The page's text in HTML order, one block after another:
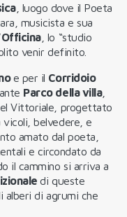
, luogo dove il Poeta
musicista e sua
, lo “studio
venir definito.
e per il Corridoio
Parco della villa,
Vittoriale, progettato
belvedere, e
amato dal poeta,
e circondato da
il cammino si arriva a
di queste
alberi di agrumi che